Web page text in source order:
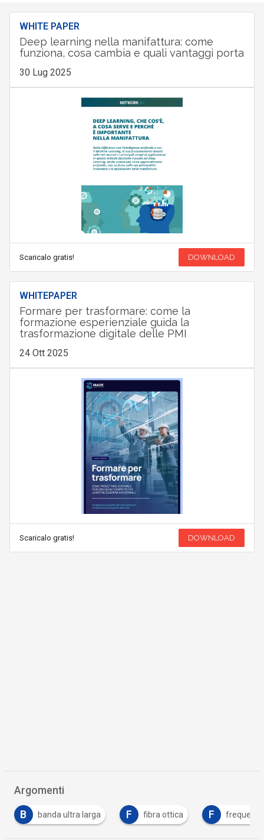
WHITE PAPER
Deep learning nella manifattura: come
funziona, cosa cambia e quali vantaggi porta
30 Lug 2025
Scaricalo gratis! DOWNLOAD
WHITEPAPER
Formare per trasformare: come la
formazione esperienziale guida la
trasformazione digitale delle PMI
24 Ott 2025
Scaricalo gratis! DOWNLOAD
Argomenti
B banda ultra larga F fibra ottica F